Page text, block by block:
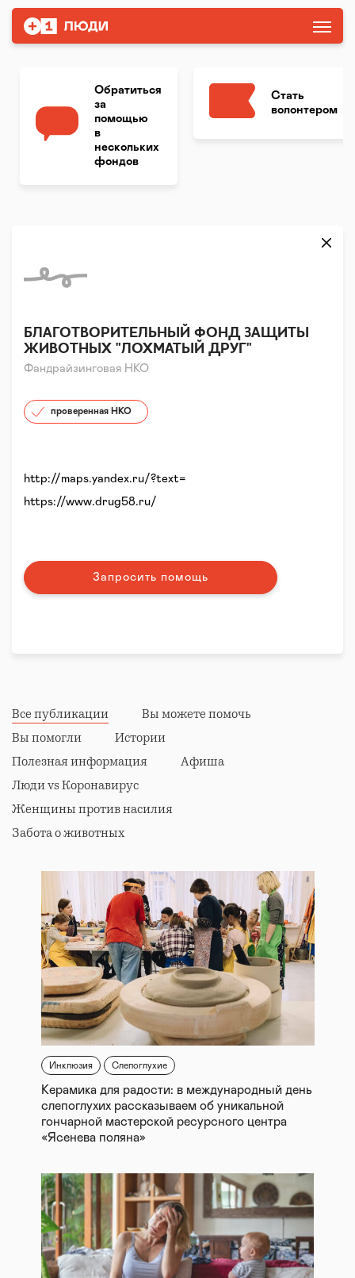
Обратиться
за
помощью
в
нескольких
фондов
Стать
волонтером
Фандрайзинговая НКО
БЛАГОТВОРИТЕЛЬНЫЙ ФОНД ЗАЩИТЫ
ЖИВОТНЫХ "ЛОХМАТЫЙ ДРУГ"
проверенная НКО
http://maps.yandex.ru/?text=
https://www.drug58.ru/
Запросить помощь
Все публикации
Вы можете помочь
Вы помогли
Истории
Полезная информация
Афиша
Люди vs Коронавирус
Женщины против насилия
Забота о животных
Инклюзия Слепоглухие
Керамика для радости: в международный день
слепоглухих рассказываем об уникальной
гончарной мастерской ресурсного центра
«Ясенева поляна»